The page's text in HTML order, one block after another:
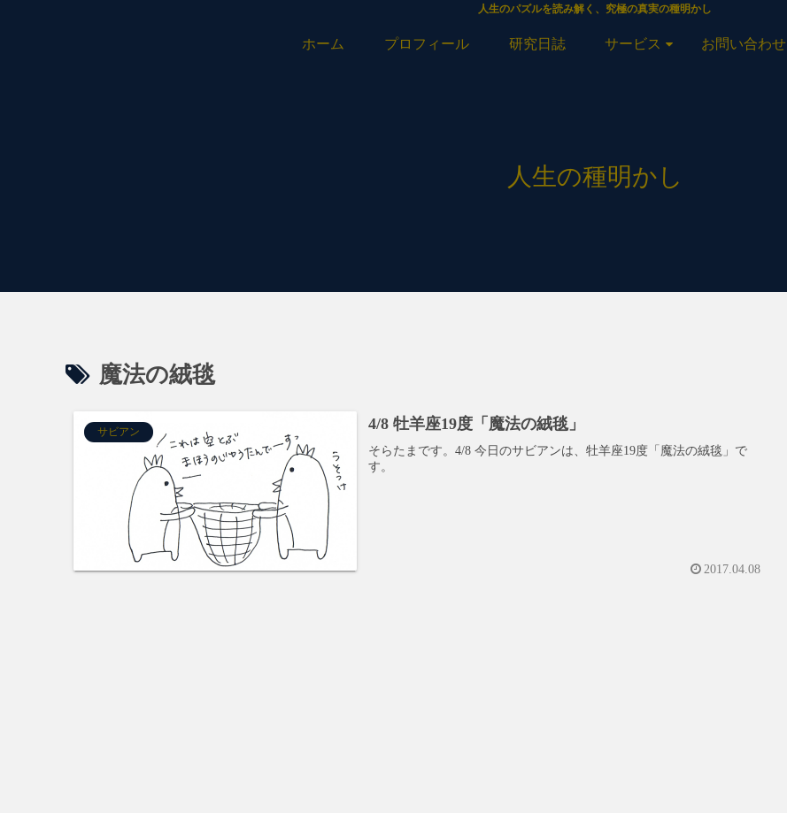
人生の種明かし
人生のパズルを読み解く、究極の真実の種明かし
ホーム プロフィール 研究日誌 サービス お問い合わせ
魔法の絨毯
サビアン 4/8 牡羊座19度「魔法の絨毯」
そらたまです。4/8 今日のサビアンは、牡羊座19度「魔法の絨毯」で
す。
2017.04.08